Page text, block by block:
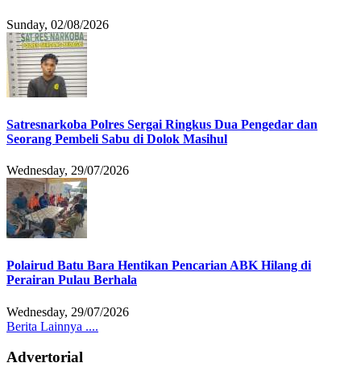
Sunday, 02/08/2026
Satresnarkoba Polres Sergai Ringkus Dua Pengedar dan
Seorang Pembeli Sabu di Dolok Masihul
Wednesday, 29/07/2026
Polairud Batu Bara Hentikan Pencarian ABK Hilang di
Perairan Pulau Berhala
Wednesday, 29/07/2026
Berita Lainnya ....
Advertorial